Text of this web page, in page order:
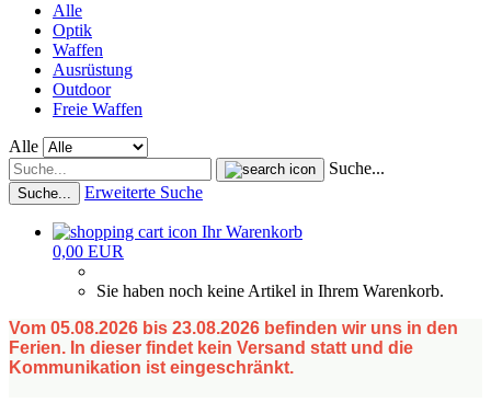
Alle
Optik
Waffen
Ausrüstung
Outdoor
Freie Waffen
Alle
Suche...
Suche... Erweiterte Suche
Ihr Warenkorb
0,00 EUR
Sie haben noch keine Artikel in Ihrem Warenkorb.
Vom 05.08.2026 bis 23.08.2026 befinden wir uns in den
Ferien. In dieser findet kein Versand statt und die
Kommunikation ist eingeschränkt.